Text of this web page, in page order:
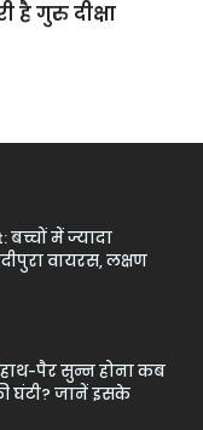
गुरु दीक्षा
बच्चों में ज्यादा
वायरस, लक्षण
पैर सुन्न होना कब
घंटी? जानें इसके